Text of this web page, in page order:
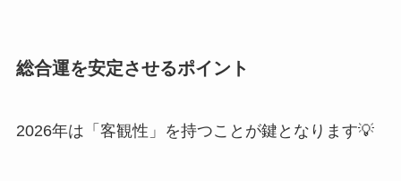
総合運を安定させるポイント
2026年は「客観性」を持つことが鍵となります💡